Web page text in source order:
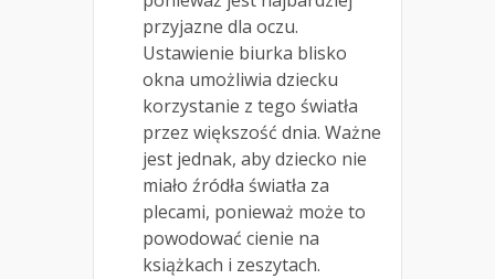
przyjazne dla oczu.
Ustawienie biurka blisko
okna umożliwia dziecku
korzystanie z tego światła
przez większość dnia. Ważne
jest jednak, aby dziecko nie
miało źródła światła za
plecami, ponieważ może to
powodować cienie na
książkach i zeszytach.